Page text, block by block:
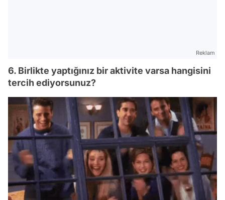
Reklam
6. Birlikte yaptığınız bir aktivite varsa hangisini
tercih ediyorsunuz?